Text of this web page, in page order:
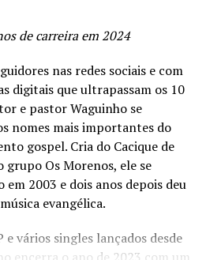
de carreira em 2024
nas redes sociais e com
digitais que ultrapassam os 10
e pastor Waguinho se
nomes mais importantes do
gospel. Cria do Cacique de
grupo Os Morenos, ele se
2003 e dois anos depois deu
evangélica.
e vários singles lançados desde